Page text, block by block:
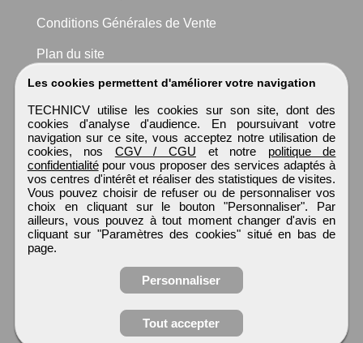
Obtenir ses
coordonnées
Les cookies permettent d'améliorer votre navigation
TECHNICV utilise les cookies sur son site, dont des
cookies d'analyse d'audience. En poursuivant votre
navigation sur ce site, vous acceptez notre utilisation de
cookies, nos CGV / CGU et notre politique de
confidentialitépour vous proposer des services adaptés à
vos centres d'intérêt et réaliser des statistiques de visites.
Vous pouvez choisir de refuser ou de personnaliser vos
choix en cliquant sur le bouton "Personnaliser". Par
ailleurs, vous pouvez à tout moment changer d'avis en
cliquant sur "Paramètres des cookies" situé en bas de
page.
Personnaliser
Tout accepter
Conditions Générales de Vente
Plan du site
TECHNICV